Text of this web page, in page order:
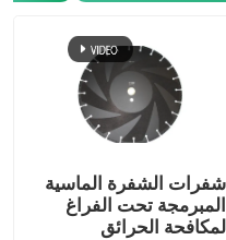
شفرات الشفرة الماسية
المبرمجة تحت الفراغ
لمكافحة الحرائق